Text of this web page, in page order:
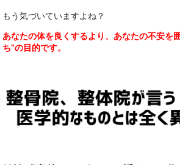
もう気づいていますよね？
あなたの体を良くするより、あなたの不安を
ち”の目的です。